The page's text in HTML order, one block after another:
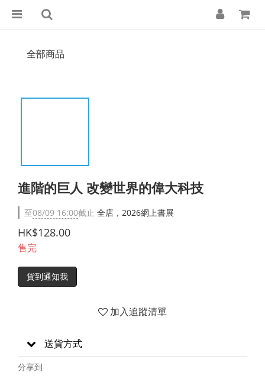
全部商品
進階的巨人 改變世界的偉大科技
至08/09 16:00截止 全店，2026網上書展
HK$128.00
售完
貨到通知我
加入追蹤清單
送貨方式
分享到